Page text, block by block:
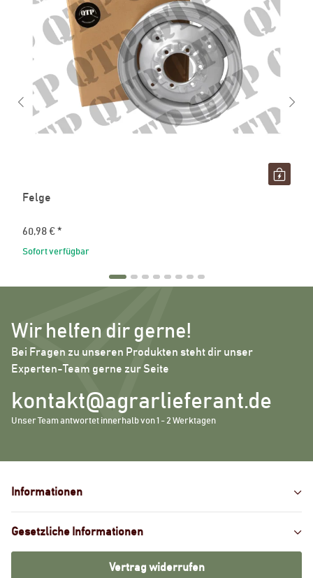
Felge
60,98 € *
Sofort verfügbar
Wir helfen dir gerne!
Bei Fragen zu unseren Produkten steht dir unser
Experten-Team gerne zur Seite
kontakt@agrarlieferant.de
Unser Team antwortet innerhalb von 1 - 2 Werktagen
Informationen
Gesetzliche Informationen
Vertrag widerrufen